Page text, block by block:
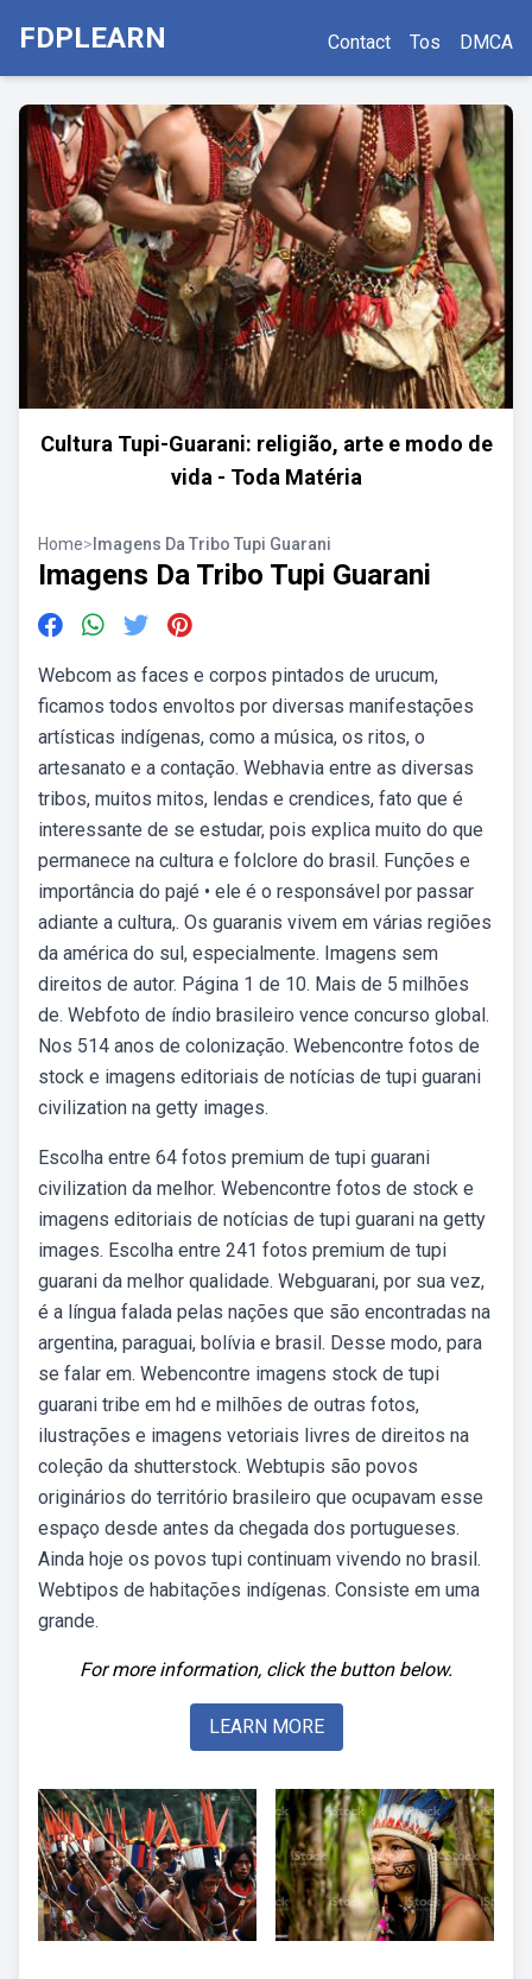
FDPLEARN Contact Tos DMCA
Cultura Tupi-Guarani: religião, arte e modo de
vida - Toda Matéria
Home> Imagens Da Tribo Tupi Guarani
Imagens Da Tribo Tupi Guarani
Webcom as faces e corpos pintados de urucum,
ficamos todos envoltos por diversas manifestações
artísticas indígenas, como a música, os ritos, o
artesanato e a contação. Webhavia entre as diversas
tribos, muitos mitos, lendas e crendices, fato que é
interessante de se estudar, pois explica muito do que
permanece na cultura e folclore do brasil. Funções e
importância do pajé • ele é o responsável por passar
adiante a cultura,. Os guaranis vivem em várias regiões
da américa do sul, especialmente. Imagens sem
direitos de autor. Página 1 de 10. Mais de 5 milhões
de. Webfoto de índio brasileiro vence concurso global.
Nos 514 anos de colonização. Webencontre fotos de
stock e imagens editoriais de notícias de tupi guarani
civilization na getty images.
Escolha entre 64 fotos premium de tupi guarani
civilization da melhor. Webencontre fotos de stock e
imagens editoriais de notícias de tupi guarani na getty
images. Escolha entre 241 fotos premium de tupi
guarani da melhor qualidade. Webguarani, por sua vez,
é a língua falada pelas nações que são encontradas na
argentina, paraguai, bolívia e brasil. Desse modo, para
se falar em. Webencontre imagens stock de tupi
guarani tribe em hd e milhões de outras fotos,
ilustrações e imagens vetoriais livres de direitos na
coleção da shutterstock. Webtupis são povos
originários do território brasileiro que ocupavam esse
espaço desde antes da chegada dos portugueses.
Ainda hoje os povos tupi continuam vivendo no brasil.
Webtipos de habitações indígenas. Consiste em uma
grande.
For more information, click the button below.
LEARN MORE